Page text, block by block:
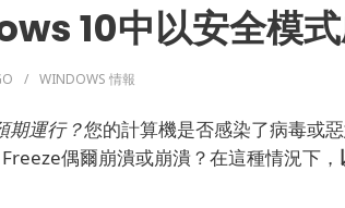
10中以安全模
WINDOWS 情報
期運行？您的計算機是否感染了病毒或
偶爾崩潰或崩潰？在這種情況下，